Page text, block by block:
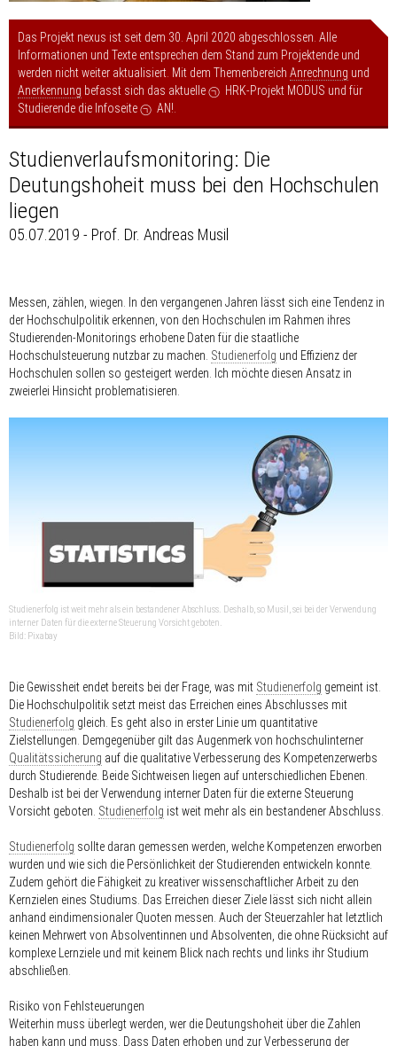
Das Projekt nexus ist seit dem 30. April 2020 abgeschlossen. Alle
Informationen und Texte entsprechen dem Stand zum Projektende und
werden nicht weiter aktualisiert. Mit dem Themenbereich Anrechnung und
Anerkennung befasst sich das aktuelle HRK-Projekt MODUS und für
Studierende die Infoseite
AN!
Studienverlaufsmonitoring: Die
Deutungshoheit muss bei den Hochschulen
liegen
05.07.2019 - Prof. Dr. Andreas Musil
Messen, zählen, wiegen. In den vergangenen Jahren lässt sich eine Tendenz in
der Hochschulpolitik erkennen, von den Hochschulen im Rahmen ihres
Studierenden-Monitorings erhobene Daten für die staatliche
Hochschulsteuerung nutzbar zu machen. Studienerfolg und Effizienz der
Hochschulen sollen so gesteigert werden. Ich möchte diesen Ansatz in
zweierlei Hinsicht problematisieren.
Studienerfolg ist weit mehr als ein bestandener Abschluss. Deshalb, so Musil, sei bei der Verwendung
interner Daten für die externe Steuerung Vorsicht geboten.
Bild: Pixabay
Die Gewissheit endet bereits bei der Frage, was mit Studienerfolg gemeint ist.
Die Hochschulpolitik setzt meist das Erreichen eines Abschlusses mit
Studienerfolg gleich. Es geht also in erster Linie um quantitative
Zielstellungen. Demgegenüber gilt das Augenmerk von hochschulinterner
Qualitätssicherung auf die qualitative Verbesserung des Kompetenzerwerbs
durch Studierende. Beide Sichtweisen liegen auf unterschiedlichen Ebenen.
Deshalb ist bei der Verwendung interner Daten für die externe Steuerung
Vorsicht geboten. Studienerfolg ist weit mehr als ein bestandener Abschluss.
Studienerfolg sollte daran gemessen werden, welche Kompetenzen erworben
wurden und wie sich die Persönlichkeit der Studierenden entwickeln konnte.
Zudem gehört die Fähigkeit zu kreativer wissenschaftlicher Arbeit zu den
Kernzielen eines Studiums. Das Erreichen dieser Ziele lässt sich nicht allein
anhand eindimensionaler Quoten messen. Auch der Steuerzahler hat letztlich
keinen Mehrwert von Absolventinnen und Absolventen, die ohne Rücksicht auf
komplexe Lernziele und mit keinem Blick nach rechts und links ihr Studium
abschließen.
Risiko von Fehlsteuerungen
Weiterhin muss überlegt werden, wer die Deutungshoheit über die Zahlen
haben kann und muss. Dass Daten erhoben und zur Verbesserung der